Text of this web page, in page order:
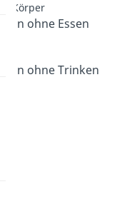
Körper
ohne Essen
man ohne Trinken